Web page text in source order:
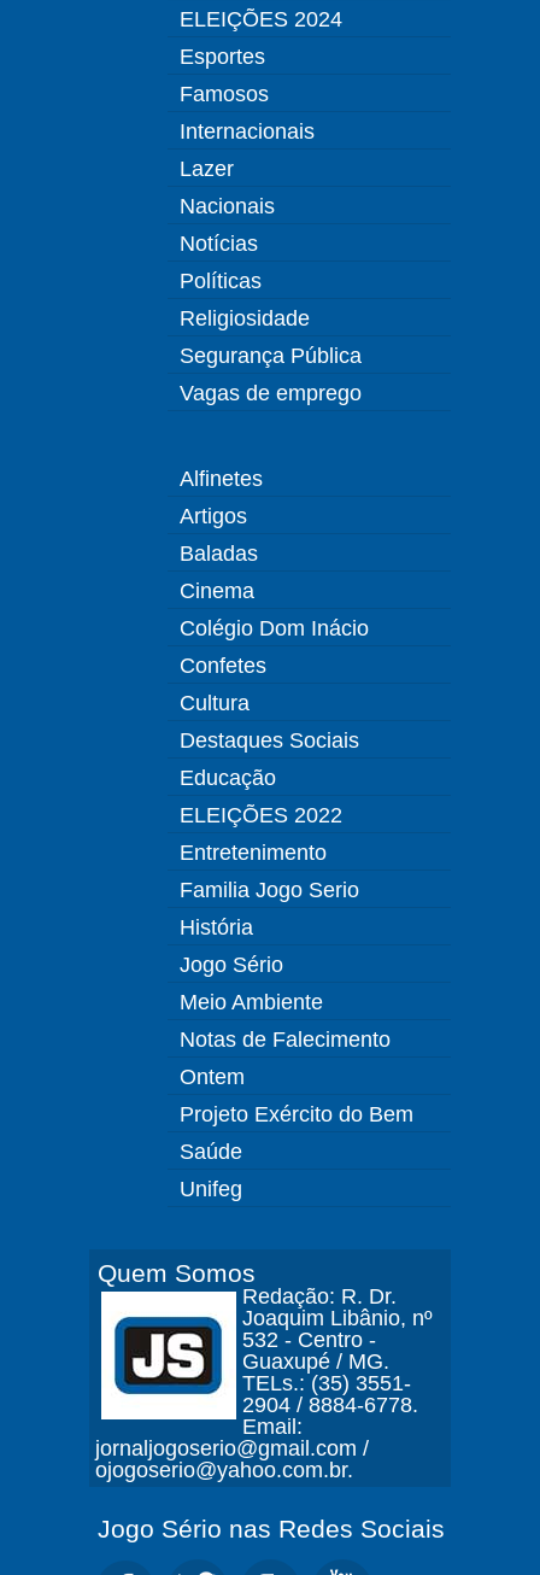
ELEIÇÕES 2024
Esportes
Famosos
Internacionais
Lazer
Nacionais
Notícias
Políticas
Religiosidade
Segurança Pública
Vagas de emprego
Alfinetes
Artigos
Baladas
Cinema
Colégio Dom Inácio
Confetes
Cultura
Destaques Sociais
Educação
ELEIÇÕES 2022
Entretenimento
Familia Jogo Serio
História
Jogo Sério
Meio Ambiente
Notas de Falecimento
Ontem
Projeto Exército do Bem
Saúde
Unifeg
Quem Somos
Redação: R. Dr.
Joaquim Libânio, nº
532 - Centro -
Guaxupé / MG.
TELs.: (35) 3551-
2904 / 8884-6778.
Email:
jornaljogoserio@gmail.com /
ojogoserio@yahoo.com.br.
Jogo Sério nas Redes Sociais